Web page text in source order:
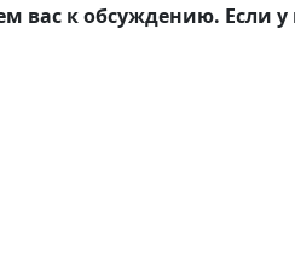
вас к обсуждению. Если